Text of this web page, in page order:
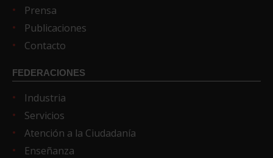
Prensa
Publicaciones
Contacto
FEDERACIONES
Industria
Servicios
Atención a la Ciudadanía
Enseñanza